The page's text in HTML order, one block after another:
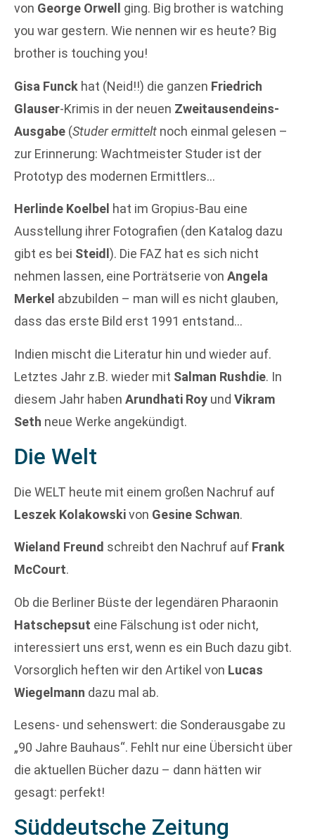
von George Orwell
ging. Big brother is watching
you war gestern. Wie nennen wir es heute? Big
brother is touching you!
Gisa Funck hat (Neid!!) die ganzen Friedrich
Glauser-Krimis in der neuen Zweitausendeins-
Ausgabe (Studer ermittelt noch einmal gelesen –
zur Erinnerung: Wachtmeister Studer ist der
Prototyp des modernen Ermittlers…
Herlinde Koelbel hat im Gropius-Bau eine
Ausstellung ihrer Fotografien (den Katalog dazu
gibt es bei Steidl ). Die FAZ hat es sich nicht
nehmen lassen, eine Porträtserie von Angela
Merkel abzubilden – man will es nicht glauben,
dass das erste Bild erst 1991 entstand…
Indien mischt die Literatur hin und wieder auf.
Letztes Jahr z.B. wieder mit Salman Rushdie. In
diesem Jahr haben Arundhati Roy und Vikram
Seth neue Werke angekündigt.
Die Welt
Die WELT heute mit einem großen Nachruf auf
Leszek Kolakowskivon Gesine Schwan.
Wieland Freund schreibt den Nachruf auf Frank
McCourt.
Ob die Berliner Büste der legendären Pharaonin
Hatschepsut eine Fälschung ist oder nicht,
interessiert uns erst, wenn es ein Buch dazu gibt.
Vorsorglich heften wir den Artikel von Lucas
Wiegelmann dazu mal ab.
Lesens- und sehenswert: die Sonderausgabe zu
„90 Jahre Bauhaus“. Fehlt nur eine Übersicht über
die aktuellen Bücher dazu – dann hätten wir
gesagt: perfekt!
Süddeutsche Zeitung